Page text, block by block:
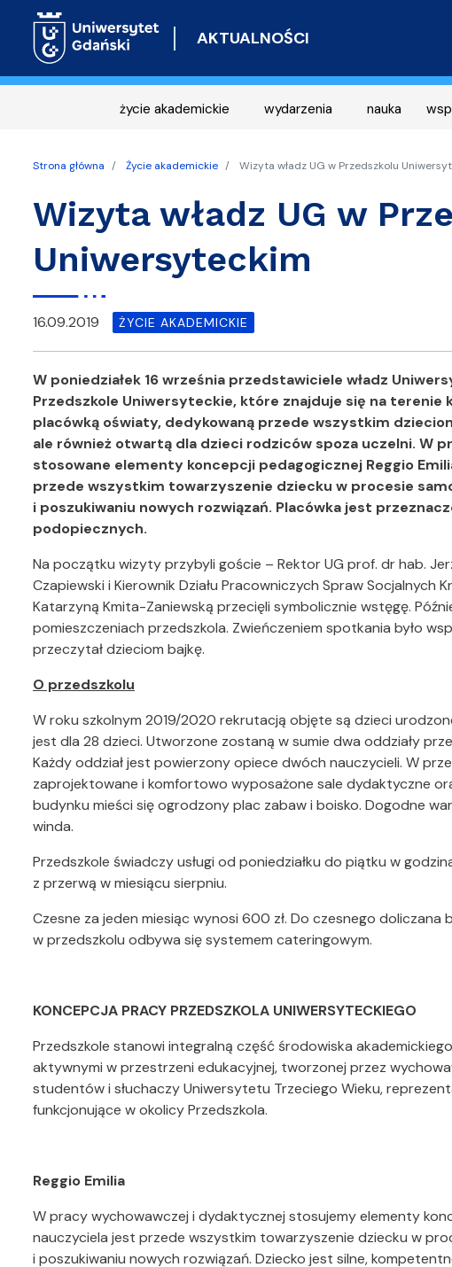
AKTUALNOŚCI
życie akademickie wydarzenia nauka
Strona główna Życie akademickie Wizyta władz UG w Przedszkolu
Wizyta władz UG w
Uniwersyteckim
16.09.2019 ŻYCIE AKADEMICKIE
W poniedziałek 16 września przedstawiciele władz
Przedszkole Uniwersyteckie, które znajduje się na terenie
placówką oświaty, dedykowaną przede wszystkim
ale również otwartą dla dzieci rodziców spoza uczelni. W
stosowane elementy koncepcji pedagogicznej Reggio
przede wszystkim towarzyszenie dziecku w procesie
i poszukiwaniu nowych rozwiązań. Placówka jest
podopiecznych.
Na początku wizyty przybyli goście – Rektor UG prof. dr hab.
Czapiewski i Kierownik Działu Pracowniczych Spraw Socjalnych
Katarzyną Kmita-Zaniewską przecięli symbolicznie wstęgę.
pomieszczeniach przedszkola. Zwieńczeniem spotkania było
przeczytał dzieciom bajkę.
O przedszkolu
W roku szkolnym 2019/2020 rekrutacją objęte są dzieci
jest dla 28 dzieci. Utworzone zostaną w sumie dwa oddziały
Każdy oddział jest powierzony opiece dwóch nauczycieli. W
zaprojektowane i komfortowo wyposażone sale dydaktyczne
budynku mieści się ogrodzony plac zabaw i boisko. Dogodne
winda.
Przedszkole świadczy usługi od poniedziałku do piątku w
z przerwą w miesiącu sierpniu.
Czesne za jeden miesiąc wynosi 600 zł. Do czesnego doliczana
w przedszkolu odbywa się systemem cateringowym.
KONCEPCJA PRACY PRZEDSZKOLA UNIWERSYTECKIEGO
Przedszkole stanowi integralną część środowiska
aktywnymi w przestrzeni edukacyjnej, tworzonej przez
studentów i słuchaczy Uniwersytetu Trzeciego Wieku,
funkcjonujące w okolicy Przedszkola.
Reggio Emilia
W pracy wychowawczej i dydaktycznej stosujemy elementy
nauczyciela jest przede wszystkim towarzyszenie dziecku w
i poszukiwaniu nowych rozwiązań. Dziecko jest silne,